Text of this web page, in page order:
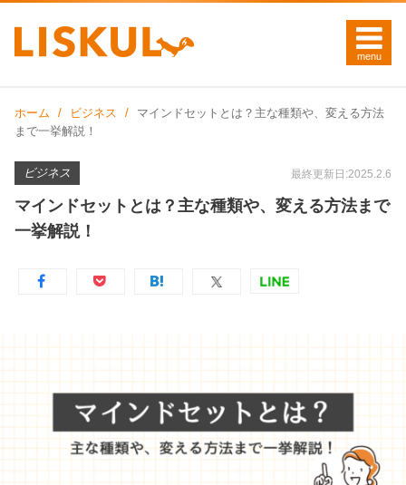
ホーム ビジネス
マインドセットとは？主な種類や、変える方法
まで一挙解説！
ビジネス 最終更新日:2025.2.6
マインドセットとは？主な種類や、変える方法まで
一挙解説！